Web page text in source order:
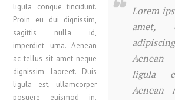
Lorem
amet,
ligula
Aenean
ligula congue tincidunt.
Proin eu dui dignissim,
sagittis nulla id,
imperdiet urna. Aenean
ac tellus sit amet neque
dignissim laoreet. Duis
ligula est, ullamcorper
posuere euismod in,